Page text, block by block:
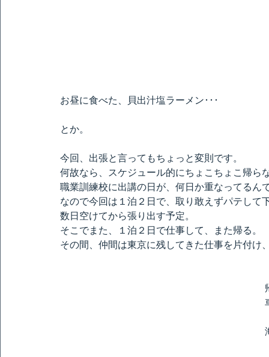
お昼に食べた、貝出汁塩ラーメン･･･
とか。
今回、出張と言ってもちょっと変則です。
何故なら、スケジュール的にちょこちょこ帰ら
職業訓練校に出講の日が、何日か重なってるん
なので今回は１泊２日で、取り敢えずパテして
数日空けてから張り出す予定。
そこでまた、１泊２日で仕事して、また帰る。
その間、仲間は東京に残してきた仕事を片付け